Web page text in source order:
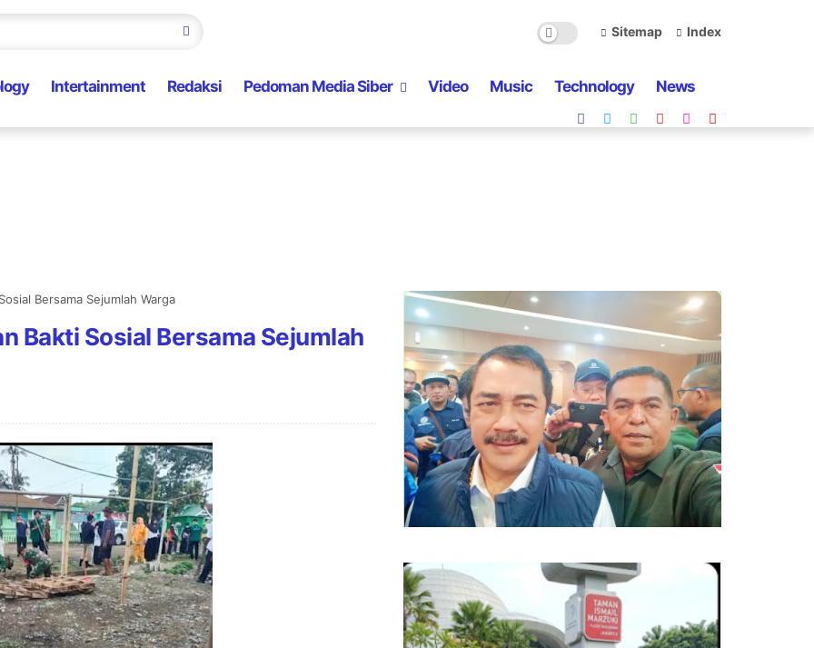
Sitemap Index
Intertainment Redaksi Pedoman Media Siber Video Music Technology News
Bersama Sejumlah Warga
Bakti Sosial Bersama Sejumlah